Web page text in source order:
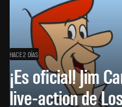
HACE 2 DÍAS
¡Es oficial! Jim
live-action de